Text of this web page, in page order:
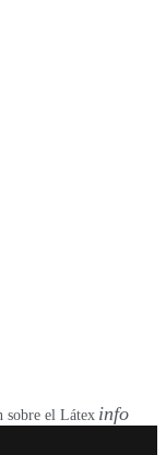
sobre el Látex info